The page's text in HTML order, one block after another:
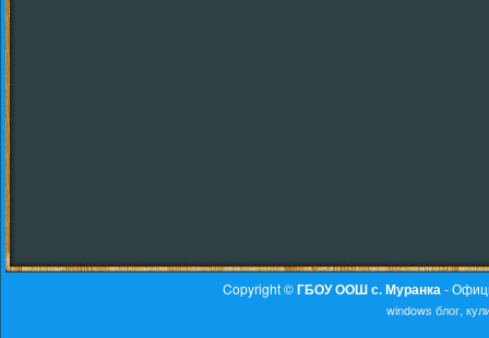
Copyright ©ГБОУ ООШ с. Муранка -
windows блог,